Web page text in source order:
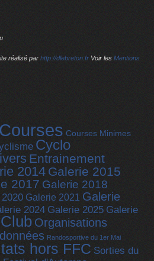
réalisé par http://dlebreton.fr Voir les Mentions
Courses Courses Minimes
Cyclo
Entrainement
2014 Galerie 2015
2017 Galerie 2018
Galerie 2021 Galerie
2024 Galerie 2025 Galerie
Organisations
Randosportive du 1er Mai
hors FFC Sorties du